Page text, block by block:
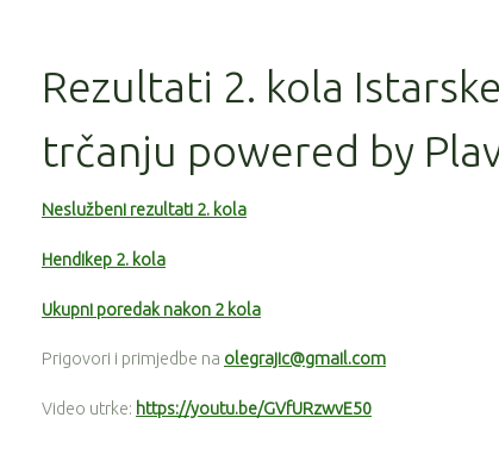
Rezultati 2. kola
trčanju powered by
Neslužbeni rezultati 2. kola
Hendikep 2. kola
Ukupni poredak nakon 2 kola
Prigovori i primjedbe na olegrajic@gmail.com
Video utrke: https://youtu.be/GVfURzwvE50